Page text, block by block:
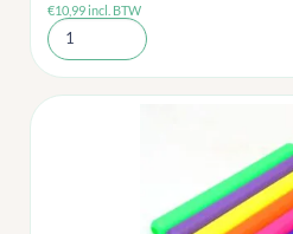
€10,99incl. BTW